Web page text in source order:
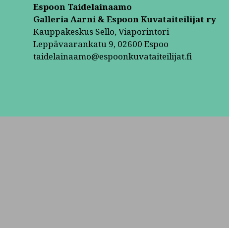
Espoon Taidelainaamo
Galleria Aarni & Espoon Kuvataiteilijat ry
Kauppakeskus Sello, Viaporintori
Leppävaarankatu 9, 02600 Espoo
taidelainaamo@espoonkuvataiteilijat.fi